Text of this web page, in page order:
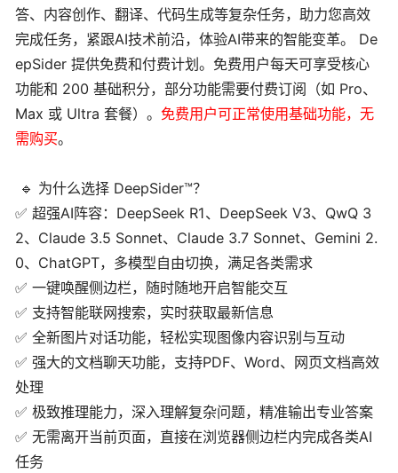
答、内容创作、翻译、代码生成等复杂任务，助力您高效
完成任务，紧跟AI技术前沿，体验AI带来的智能变革。 De
epSider 提供免费和付费计划。免费用户每天可享受核心
功能和 200 基础积分，部分功能需要付费订阅（如 Pro、
Max 或 Ultra 套餐）。 免费用户可正常使用基础功能，无
需购买。
🔹 为什么选择 DeepSider™？
✅ 超强AI阵容：DeepSeek R1、DeepSeek V3、QwQ 3
2、Claude 3.5 Sonnet、Claude 3.7 Sonnet、Gemini 2.
0、ChatGPT，多模型自由切换，满足各类需求
✅ 一键唤醒侧边栏，随时随地开启智能交互
✅ 支持智能联网搜索，实时获取最新信息
✅ 全新图片对话功能，轻松实现图像内容识别与互动
✅ 强大的文档聊天功能，支持PDF、Word、网页文档高效
处理
✅ 极致推理能力，深入理解复杂问题，精准输出专业答案
✅ 无需离开当前页面，直接在浏览器侧边栏内完成各类AI
任务